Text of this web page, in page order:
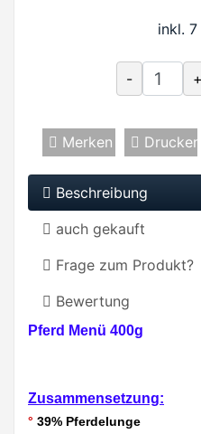
inkl. 7
- +
Merken Drucken
Beschreibung
auch gekauft
Frage zum Produkt?
Bewertung
Pferd Menü 400g
Zusammensetzung:
° 39% Pferdelunge